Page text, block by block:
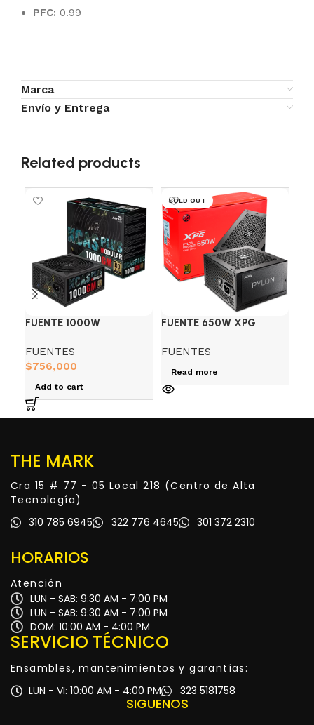
PFC: 0.99
Marca
Envío y Entrega
Related products
FUENTE 1000W
1000GM 80+GOLD MOD.
FUENTES
$756,000
Add to cart
SOLD OUT
FUENTE 650W XPG
FUENTES
Read more
THE MARK
Cra 15 # 77 - 05 Local 218 (Centro de Alta
Tecnología)
310 785 6945
322 776 4645 301 372 2310
HORARIOS
Atención
LUN - SAB: 9:30 AM - 7:00 PM
LUN - SAB: 9:30 AM - 7:00 PM
DOM: 10:00 AM - 4:00 PM
SERVICIO TÉCNICO
Ensambles, mantenimientos y garantías:
LUN - VI: 10:00 AM - 4:00 PM
323 5181758
SIGUENOS